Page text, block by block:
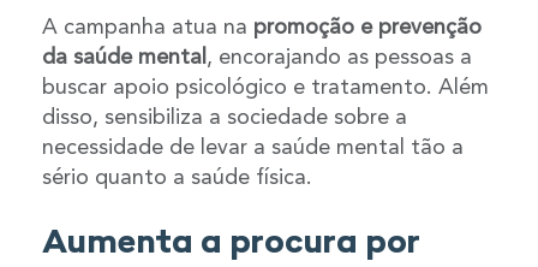
A campanha atua na promoção e prevenção
da saúde mental , encorajando as pessoas a
buscar apoio psicológico e tratamento. Além
disso, sensibiliza a sociedade sobre a
necessidade de levar a saúde mental tão a
sério quanto a saúde física.
Aumenta a procura por